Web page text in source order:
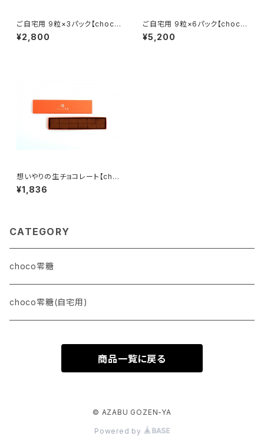
ご自宅用 9粒×3パック【choco
零糖】 (27粒)
¥2,800
ご自宅用 9粒×6パック【choco
零糖】 (54粒)
¥5,200
想いやりの生チョコレート【cho
co零糖】12粒入
¥1,836
CATEGORY
choco零糖
choco零糖(自宅用)
商品一覧に戻る
© AZABU GOZEN-YA
Powered by